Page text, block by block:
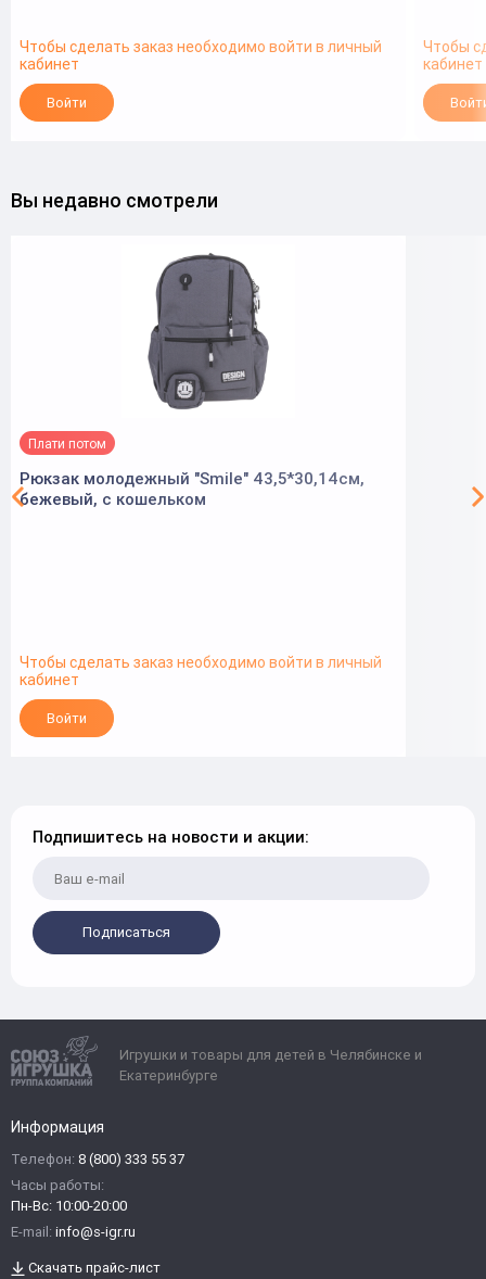
Чтобы сделать заказ необходимо войти в личный
кабинет
Войти
Чтобы
кабинет
Вы недавно смотрели
Плати потом
Рюкзак молодежный "Smile" 43,5*30,14см,
бежевый, с кошельком
Чтобы сделать заказ необходимо войти в личный
кабинет
Войти
Подпишитесь на новости и акции:
Подписаться
Игрушки и товары для детей в Челябинске и
Екатеринбурге
Информация
Телефон: 8 (800) 333 55 37
Часы работы:
Пн-Вс: 10:00-20:00
E-mail: info@s-igr.ru
Скачать прайс-лист